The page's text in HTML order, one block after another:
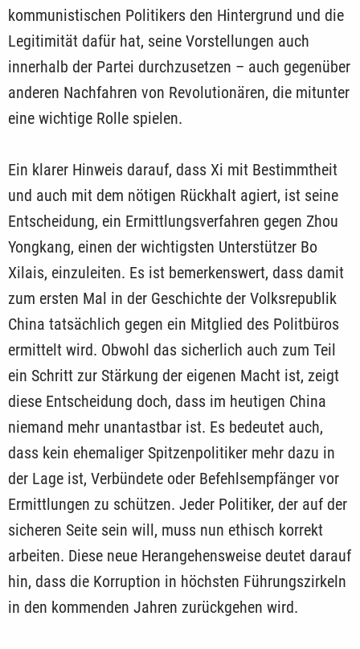
kommunistischen Politikers den Hintergrund und die
Legitimität dafür hat, seine Vorstellungen auch
innerhalb der Partei durchzusetzen – auch gegenüber
anderen Nachfahren von Revolutionären, die mitunter
eine wichtige Rolle spielen.
Ein klarer Hinweis darauf, dass Xi mit Bestimmtheit
und auch mit dem nötigen Rückhalt agiert, ist seine
Entscheidung, ein Ermittlungsverfahren gegen Zhou
Yongkang, einen der wichtigsten Unterstützer Bo
Xilais, einzuleiten. Es ist bemerkenswert, dass damit
zum ersten Mal in der Geschichte der Volksrepublik
China tatsächlich gegen ein Mitglied des Politbüros
ermittelt wird. Obwohl das sicherlich auch zum Teil
ein Schritt zur Stärkung der eigenen Macht ist, zeigt
diese Entscheidung doch, dass im heutigen China
niemand mehr unantastbar ist. Es bedeutet auch,
dass kein ehemaliger Spitzenpolitiker mehr dazu in
der Lage ist, Verbündete oder Befehlsempfänger vor
Ermittlungen zu schützen. Jeder Politiker, der auf der
sicheren Seite sein will, muss nun ethisch korrekt
arbeiten. Diese neue Herangehensweise deutet darauf
hin, dass die Korruption in höchsten Führungszirkeln
in den kommenden Jahren zurückgehen wird.